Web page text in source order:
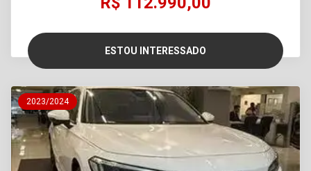
ESTOU INTERESSADO
2023/2024